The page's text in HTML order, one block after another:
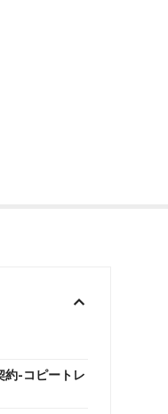
-コピートレ